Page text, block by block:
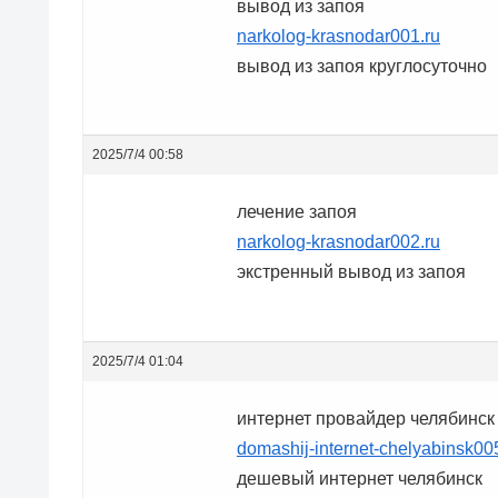
вывод из запоя
narkolog-krasnodar001.ru
вывод из запоя круглосуточно
2025/7/4 00:58
лечение запоя
narkolog-krasnodar002.ru
экстренный вывод из запоя
2025/7/4 01:04
интернет провайдер челябинск
domashij-internet-
дешевый интернет челябинск